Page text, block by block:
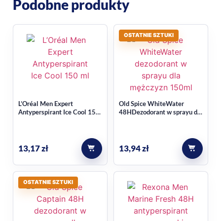
Może dobrze uzupełniać rutynę w kategorii
Najczęstsze pytania
Czym wyróżnia się ten
antyperspirant?
Łączy ochronę przed potem i zapachem z pudrowym
zapachem oraz dodatkiem 1/4 kremu nawilżającego.
Jaka jest forma produktu?
To antyperspirant w sprayu o pojemności 150 ml,
przeznaczony do codziennego stosowania.
Podobne produkty
L’Oréal Men Expert
Antyperspirant Ice Cool 150
13,17zł
OSTATNIE SZTUKI
Old Spice WhiteWater
48HDezodorant w sprayu dla
13,94zł
OSTATNIE SZTUKI